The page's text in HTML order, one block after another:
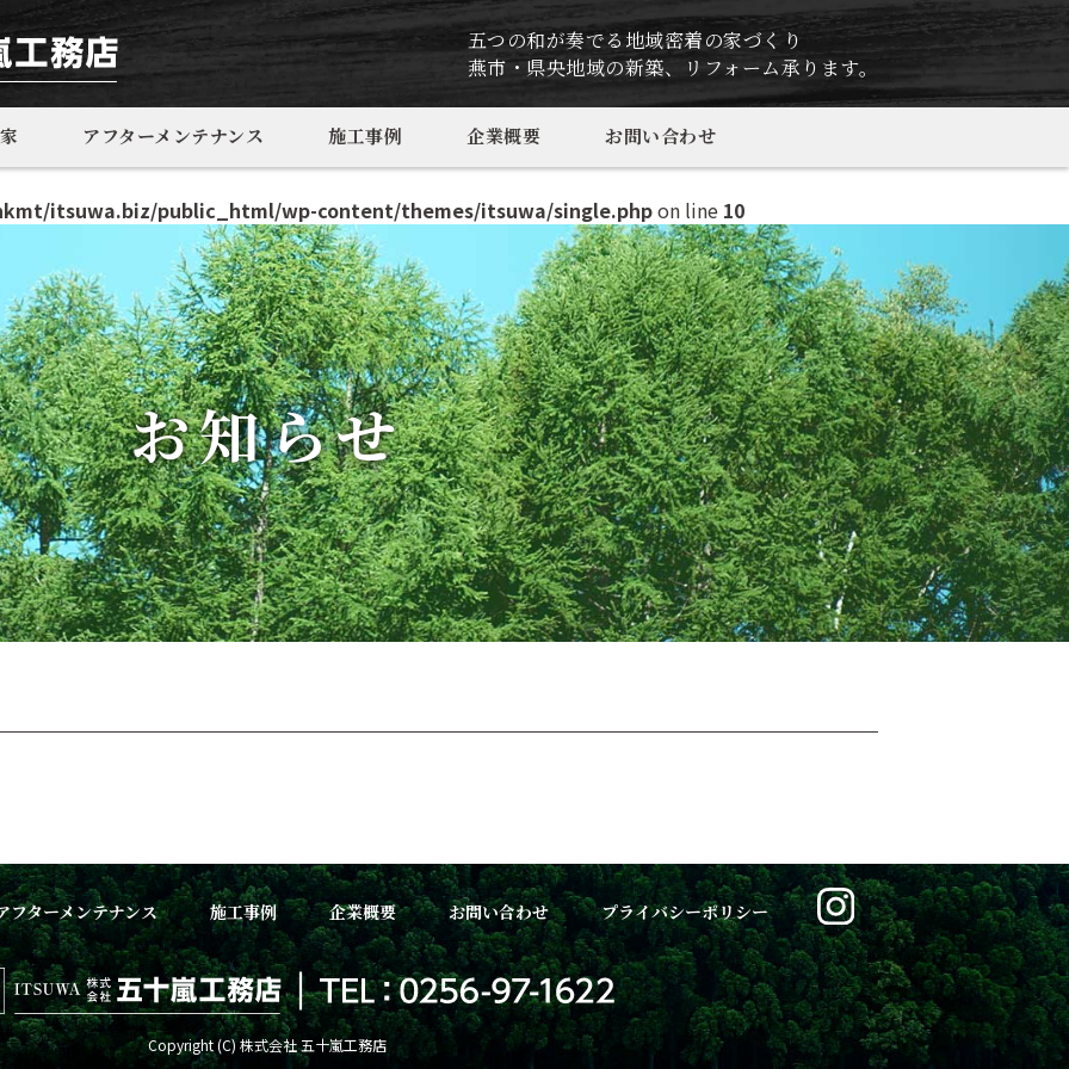
五つの和が奏でる地域密着の家づくり
燕市・県央地域の新築、リフォーム承ります。
アフターメンテナンス 施工事例 企業概要 お問い合わせ
itsuwa.biz/public_html/wp-content/themes/itsuwa/single.phpon line 10
お知らせ
フターメンテナンス 施工事例 企業概要 お問い合わせ プライバシーポリシー
Copyright (C) 株式会社 五十嵐工務店